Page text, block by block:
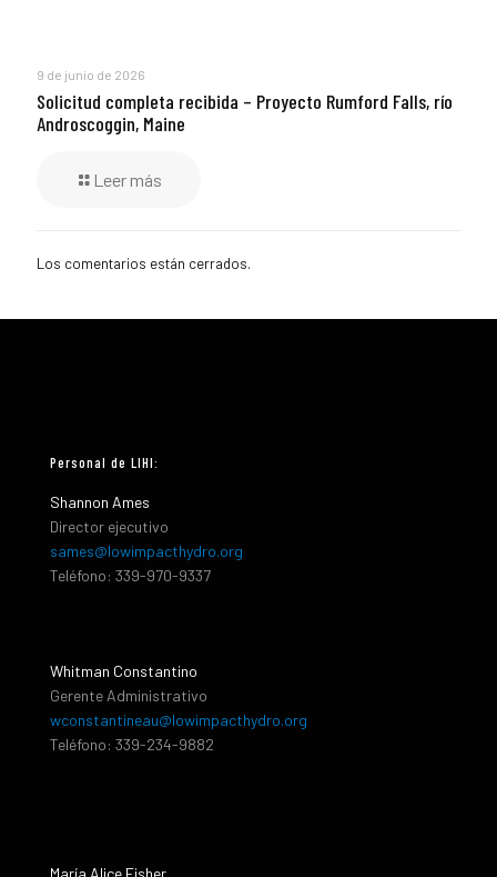
9 de junio de 2026
Solicitud completa recibida – Proyecto Rumford Falls, río
Androscoggin, Maine
Leer más
Los comentarios están cerrados.
Personal de LIHI:
Shannon Ames
Director ejecutivo
sames@lowimpacthydro.org
Teléfono: 339-970-9337
Whitman Constantino
Gerente Administrativo
wconstantineau@lowimpacthydro.org
Teléfono: 339-234-9882
María Alice Fisher